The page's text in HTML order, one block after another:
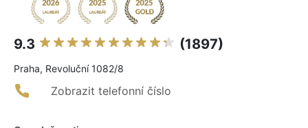
9.3 (1897)
Praha, Revoluční 1082/8
Zobrazit telefonní číslo